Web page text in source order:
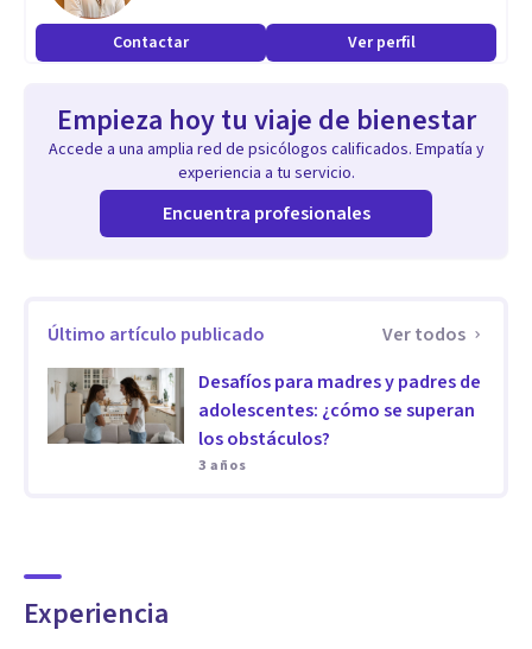
sobre el final de la escolaridad.
Estos abordajes terapéuticos los realizo tanto con el niño
sosteniendo la continua construcción del vínculo familiar.
Aptitudes
Calidez, escucha y contención con las principales
Contactar Ver perfil
Empieza hoy tu viaje de bienestar
Accede a una amplia red de psicólogos calificados. Empatía y
experiencia a tu servicio.
Encuentra profesionales
Último artículo publicado
Ver todos
Desafíos para madres y padres de
adolescentes: ¿cómo se superan
los obstáculos?
3 años
Experiencia